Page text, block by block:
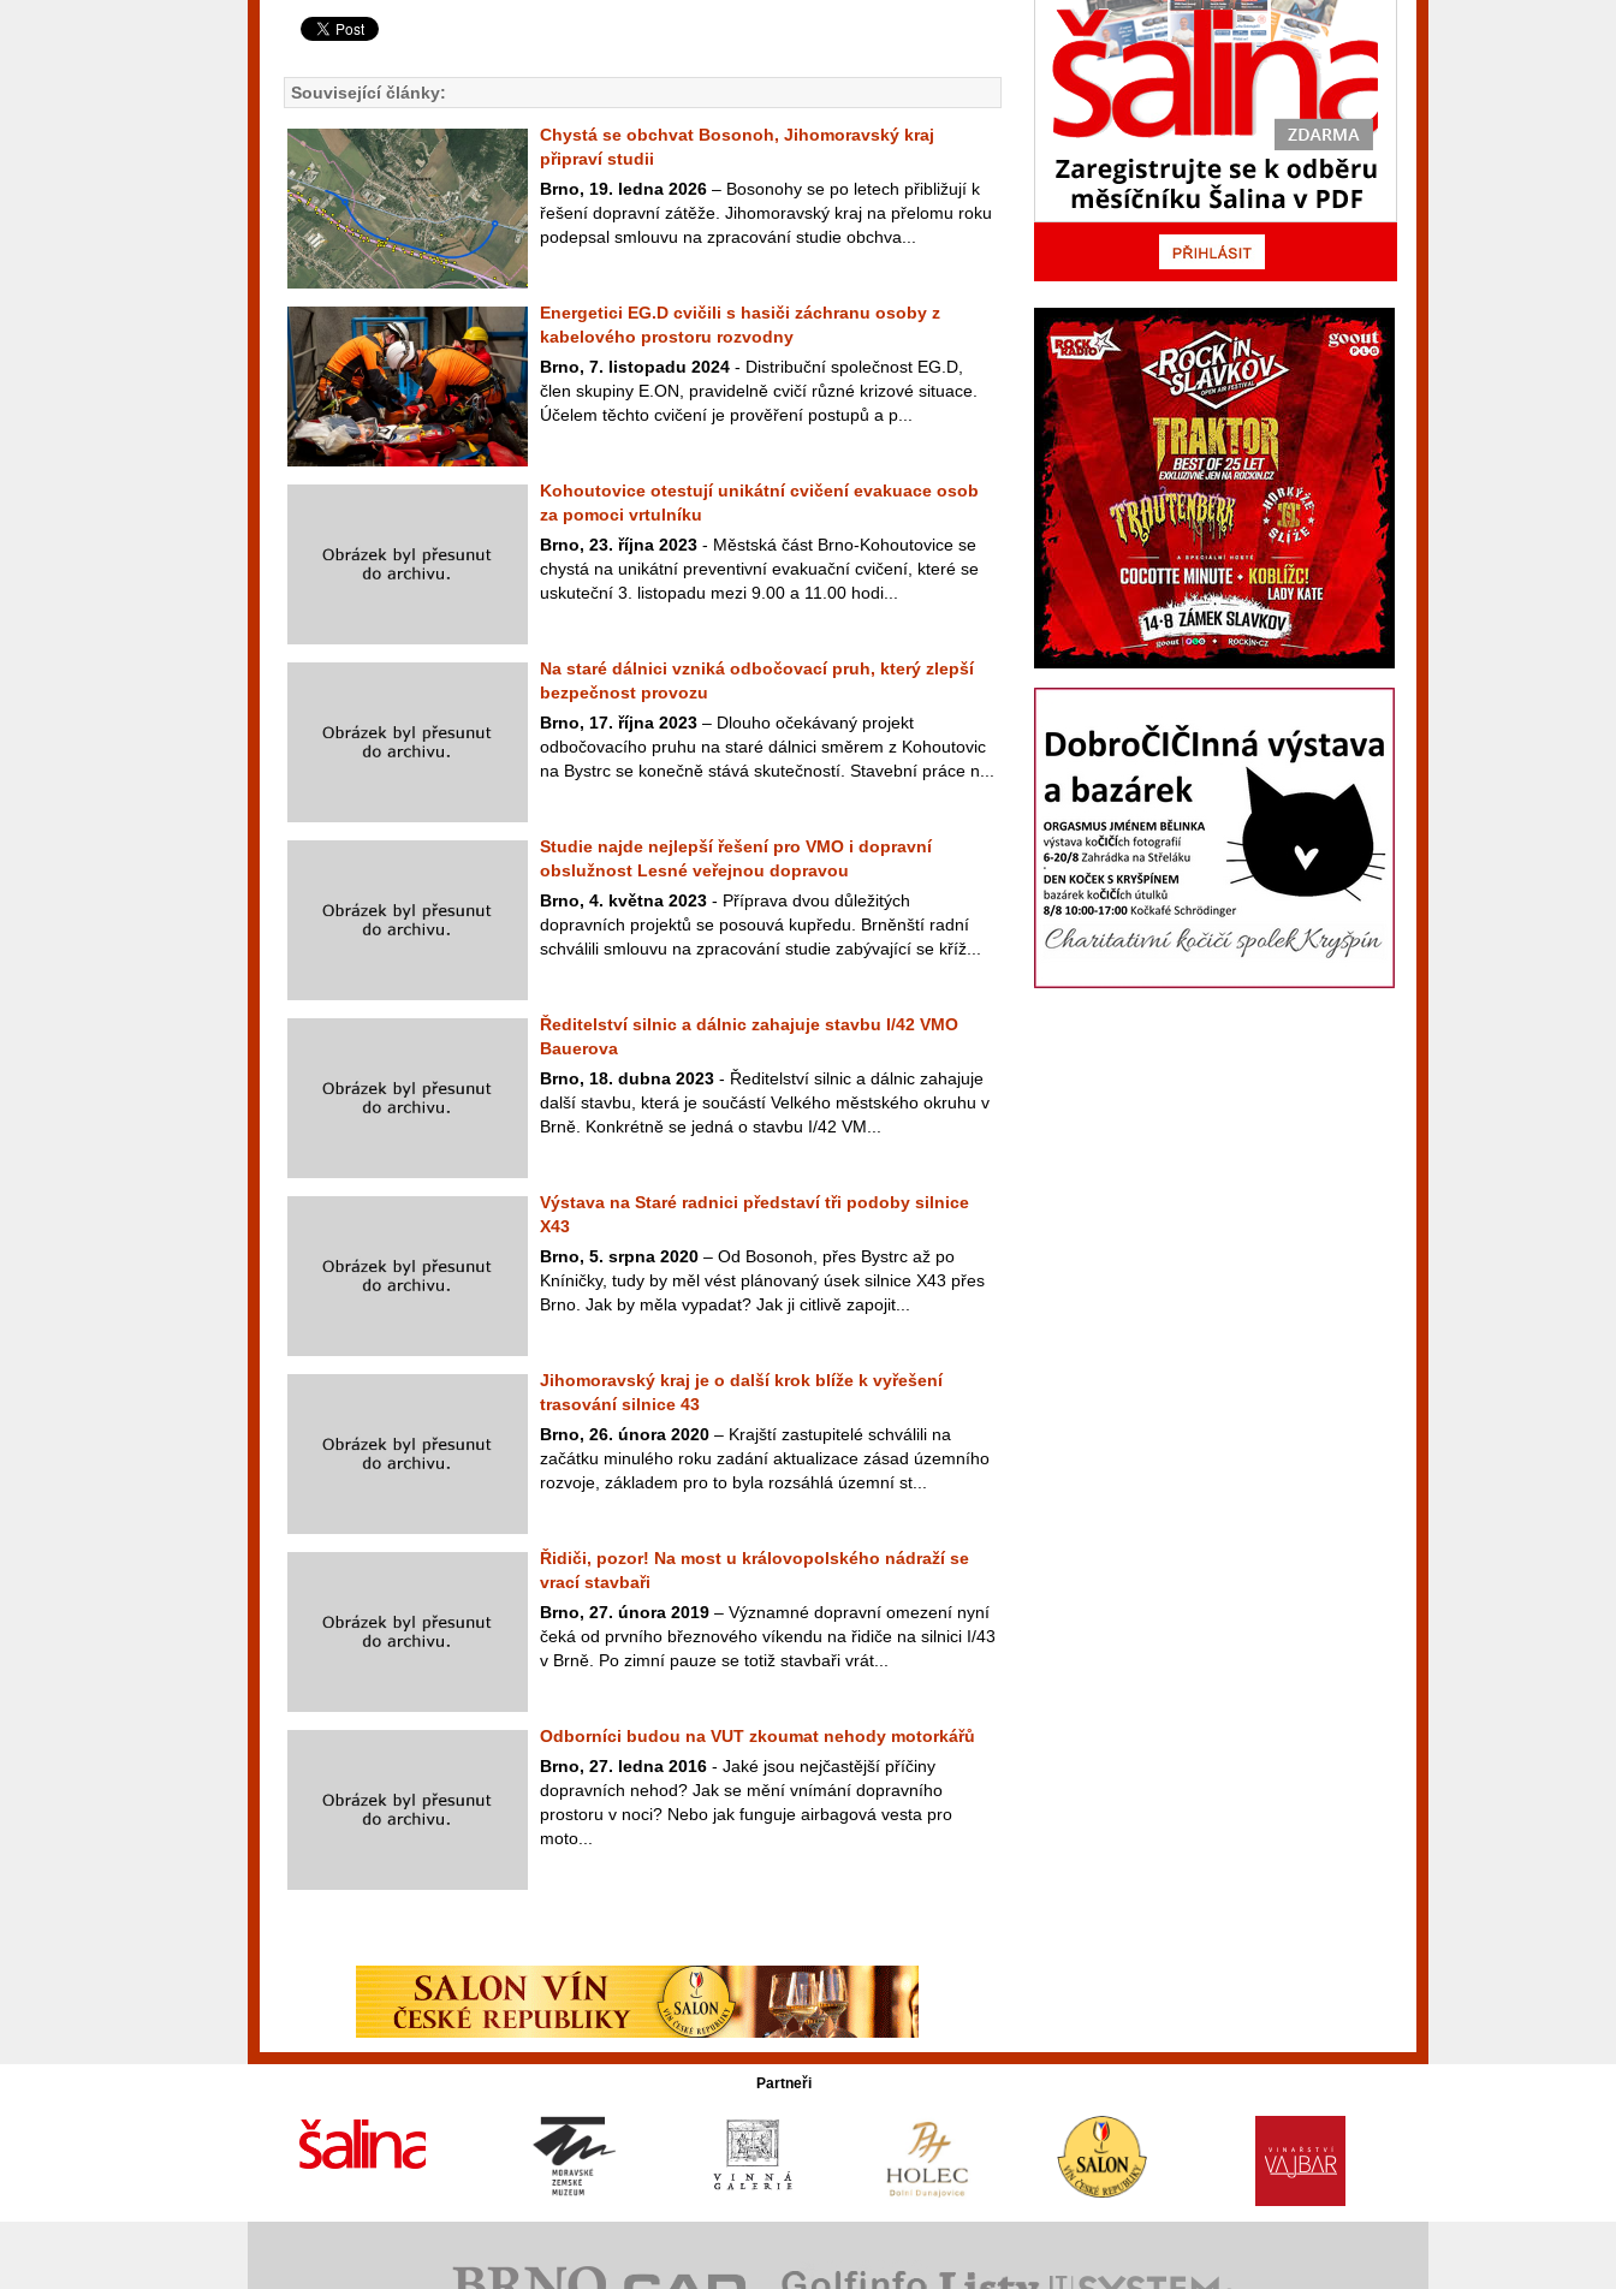
Související články:
Chystá se obchvat Bosonoh, Jihomoravský kraj
připraví studii
Brno, 19. ledna 2026 – Bosonohy se po letech přibližují k
řešení dopravní zátěže. Jihomoravský kraj na přelomu roku
podepsal smlouvu na zpracování studie obchva...
Energetici EG.D cvičili s hasiči záchranu osoby z
kabelového prostoru rozvodny
Brno, 7. listopadu 2024 - Distribuční společnost EG.D,
člen skupiny E.ON, pravidelně cvičí různé krizové situace.
Účelem těchto cvičení je prověření postupů a p...
Kohoutovice otestují unikátní cvičení evakuace osob
za pomoci vrtulníku
Brno, 23. října 2023 - Městská část Brno-Kohoutovice se
chystá na unikátní preventivní evakuační cvičení, které se
uskuteční 3. listopadu mezi 9.00 a 11.00 hodi...
Na staré dálnici vzniká odbočovací pruh, který zlepší
bezpečnost provozu
Brno, 17. října 2023 – Dlouho očekávaný projekt
odbočovacího pruhu na staré dálnici směrem z Kohoutovic
na Bystrc se konečně stává skutečností. Stavební práce n...
Studie najde nejlepší řešení pro VMO i dopravní
obslužnost Lesné veřejnou dopravou
Brno, 4. května 2023 - Příprava dvou důležitých
dopravních projektů se posouvá kupředu. Brněnští radní
schválili smlouvu na zpracování studie zabývající se kříž...
Ředitelství silnic a dálnic zahajuje stavbu I/42 VMO
Bauerova
Brno, 18. dubna 2023 - Ředitelství silnic a dálnic zahajuje
další stavbu, která je součástí Velkého městského okruhu v
Brně. Konkrétně se jedná o stavbu I/42 VM...
Výstava na Staré radnici představí tři podoby silnice
X43
Brno, 5. srpna 2020 – Od Bosonoh, přes Bystrc až po
Kníničky, tudy by měl vést plánovaný úsek silnice X43 přes
Brno. Jak by měla vypadat? Jak ji citlivě zapojit...
Jihomoravský kraj je o další krok blíže k vyřešení
trasování silnice 43
Brno, 26. února 2020 – Krajští zastupitelé schválili na
začátku minulého roku zadání aktualizace zásad územního
rozvoje, základem pro to byla rozsáhlá územní st...
Řidiči, pozor! Na most u královopolského nádraží se
vrací stavbaři
Brno, 27. února 2019 – Významné dopravní omezení nyní
čeká od prvního březnového víkendu na řidiče na silnici I/43
v Brně. Po zimní pauze se totiž stavbaři vrát...
Odborníci budou na VUT zkoumat nehody motorkářů
Brno, 27. ledna 2016 - Jaké jsou nejčastější příčiny
dopravních nehod? Jak se mění vnímání dopravního
prostoru v noci? Nebo jak funguje airbagová vesta pro
moto...
Partneři